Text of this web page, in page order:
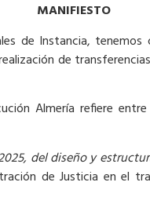
MANIFIESTO
de Instancia,
de
Almería refiere
del diseño y
de Justicia en el